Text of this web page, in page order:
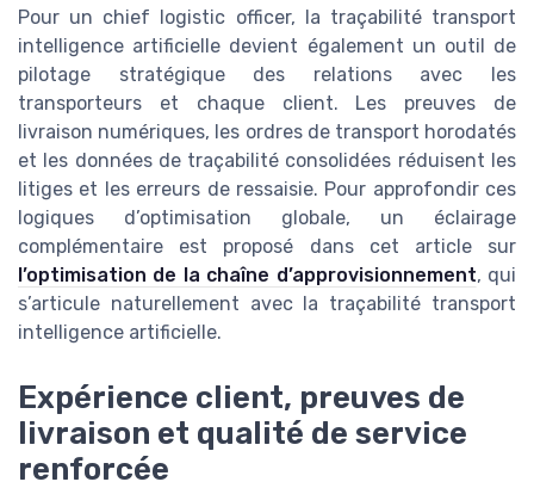
Pour un chief logistic officer, la traçabilité transport
intelligence artificielle devient également un outil de
pilotage stratégique des relations avec les
transporteurs et chaque client. Les preuves de
livraison numériques, les ordres de transport horodatés
et les données de traçabilité consolidées réduisent les
litiges et les erreurs de ressaisie. Pour approfondir ces
logiques d’optimisation globale, un éclairage
complémentaire est proposé dans cet article sur
l’optimisation de la chaîne d’approvisionnement, qui
s’articule naturellement avec la traçabilité transport
intelligence artificielle.
Expérience client, preuves de
livraison et qualité de service
renforcée